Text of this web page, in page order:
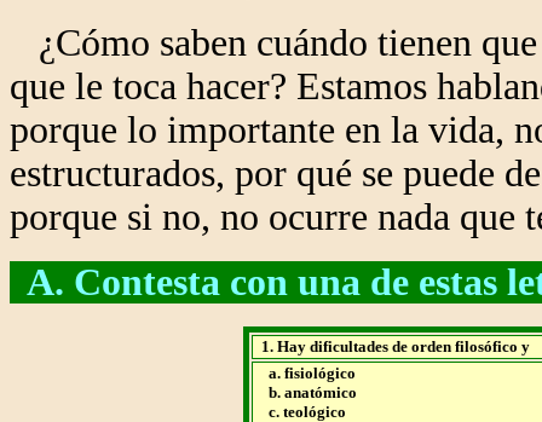
¿Cómo saben cuándo tienen
que le toca hacer? Estamos
porque lo importante en la vida,
estructurados, por qué se puede
porque si no, no ocurre nada que
A. Contesta con una de estas
1. Hay dificultades de orden filosófico y
a. fisiológico
b. anatómico
c. teológico